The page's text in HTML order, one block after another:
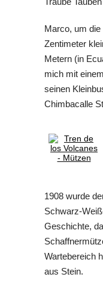
Marco, um die
Zentimeter
Metern (in
mich mit
seinen
Chimbacalle
1908 wurde
Schwarz-
Geschichte,
Wartebereich
aus Stein.